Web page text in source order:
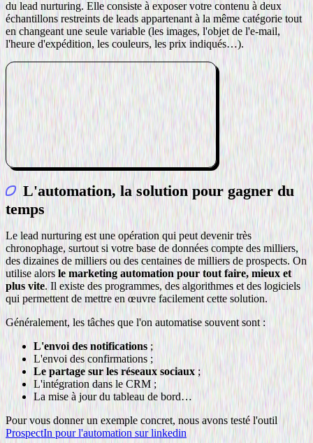
du lead nurturing. Elle consiste à exposer votre contenu à deux
échantillons restreints de leads appartenant à la même catégorie tout
en changeant une seule variable (les images, l'objet de l'e-mail,
l'heure d'expédition, les couleurs, les prix indiqués…).
L'automation, la solution pour gagner du
temps
Le lead nurturing est une opération qui peut devenir très
chronophage, surtout si votre base de données compte des milliers,
des dizaines de milliers ou des centaines de milliers de prospects. On
utilise alors le marketing automation pour tout faire, mieux et
plus vite. Il existe des programmes, des algorithmes et des logiciels
qui permettent de mettre en œuvre facilement cette solution.
Généralement, les tâches que l'on automatise souvent sont :
L'envoi des notifications ;
L'envoi des confirmations ;
Le partage sur les réseaux sociaux ;
L'intégration dans le CRM ;
La mise à jour du tableau de bord…
Pour vous donner un exemple concret, nous avons testé l'outil
ProspectIn pour l'automation sur linkedin